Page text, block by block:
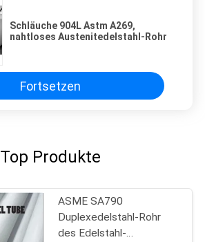
Schläuche 904L Astm A269,
nahtloses Austenitedelstahl-Rohr
Fortsetzen
Top Produkte
ASME SA790
Duplexedelstahl-Rohr
des Edelstahl-